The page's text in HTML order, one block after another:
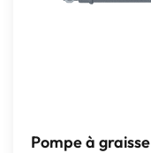
Pompe à graisse